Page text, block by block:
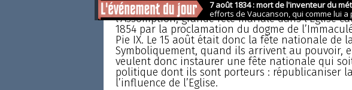
Sous le Second Empire, on fêtait la Saint-
l’Assomption, grande fête mariale dans l’Eglise
1854 par la proclamation du dogme de
Pie IX. Le 15 août était donc la fête nationale de
Symboliquement, quand ils arrivent au pouvoir,
veulent donc instaurer une fête nationale qui
politique dont ils sont porteurs : républicaniser
l’influence de l’Eglise.